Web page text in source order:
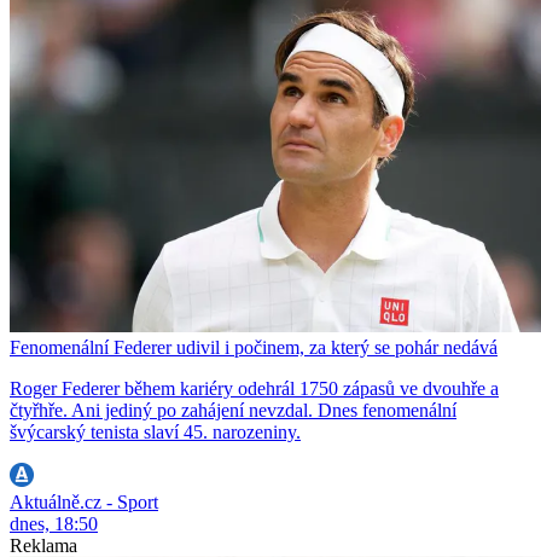
Fenomenální Federer udivil i počinem, za který se pohár nedává
Roger Federer během kariéry odehrál 1750 zápasů ve dvouhře a
čtyřhře. Ani jediný po zahájení nevzdal. Dnes fenomenální
švýcarský tenista slaví 45. narozeniny.
Aktuálně.cz - Sport
dnes, 18:50
Reklama